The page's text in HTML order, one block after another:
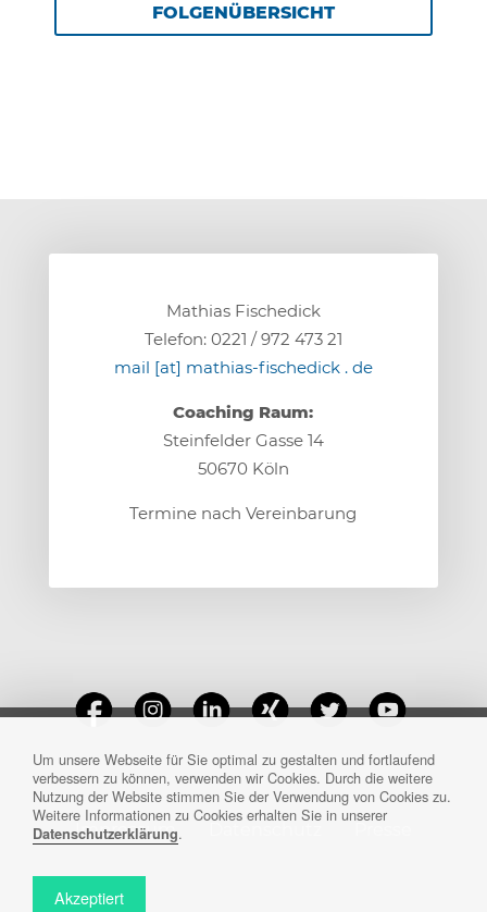
FOLGENÜBERSICHT
Mathias Fischedick
Telefon: 0221 / 972 473 21
mail [at] mathias-fischedick . de
Coaching Raum:
Steinfelder Gasse 14
50670 Köln
Termine nach Vereinbarung
Impressum
Um unsere Webseite für Sie optimal zu gestalten und fortlaufend
verbessern zu können, verwenden wir Cookies. Durch die weitere
Nutzung der Website stimmen Sie der Verwendung von Cookies zu.
Weitere Informationen zu Cookies erhalten Sie in unserer
Datenschutzerklärung.
Akzeptiert